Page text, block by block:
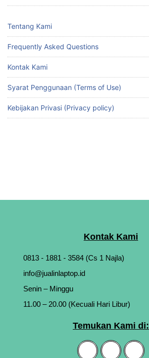
Tentang Kami
Frequently Asked Questions
Kontak Kami
Syarat Penggunaan (Terms of Use)
Kebijakan Privasi (Privacy policy)
Kontak Kami
0813 - 1881 - 3584 (Cs 1 Najla)
info@jualinlaptop.id
Senin – Minggu
11.00 – 20.00 (Kecuali Hari Libur)
Temukan Kami di: